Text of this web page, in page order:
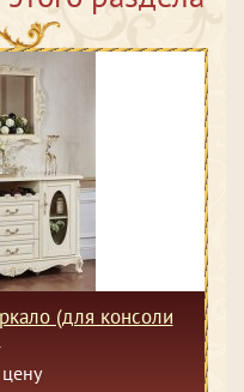
(для консоли